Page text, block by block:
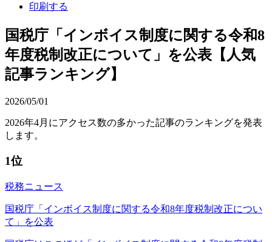
印刷する
国税庁「インボイス制度に関する令和8
年度税制改正について」を公表【人気
記事ランキング】
2026/05/01
2026年4月にアクセス数の多かった記事のランキングを発表
します。
1位
税務ニュース
国税庁「インボイス制度に関する令和8年度税制改正につい
て」を公表